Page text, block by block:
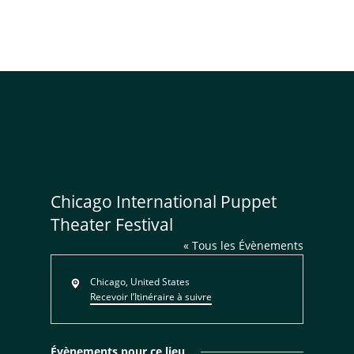
Chicago International Puppet
Theater Festival
« Tous les Évènements
AdresseChicago, United States
Recevoir l’Itinéraire à suivre